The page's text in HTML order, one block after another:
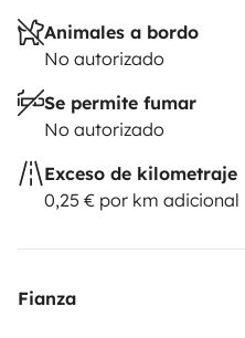
Animales a bordo
No autorizado
Se permite fumar
No autorizado
Exceso de kilometraje
0,25 € por km adicional
Fianza